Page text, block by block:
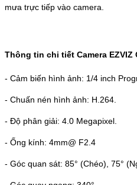
mưa trực tiếp vào camera.
Thông tin chi tiết Camera EZVIZ
- Cảm biến hình ảnh: 1/4 inch
- Chuấn nén hình ảnh: H.264.
- Độ phân giải: 4.0 Megapixel.
- Ống kính: 4mm@ F2.4
- Góc quan sát: 85° (Chéo), 75°